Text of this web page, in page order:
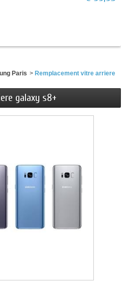
Paris > Remplacement vitre arriere
galaxy s8+